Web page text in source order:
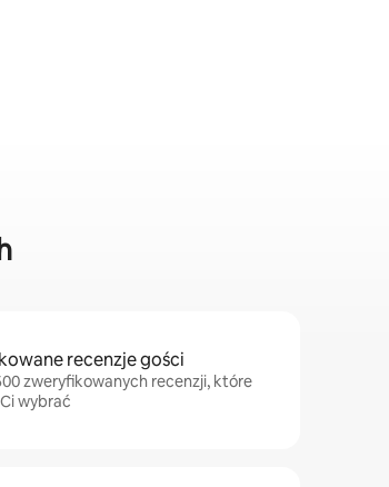
recenzje gości
zweryfikowanych recenzji, które
wybrać